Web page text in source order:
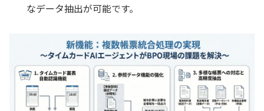
なデータ抽出が可能です。